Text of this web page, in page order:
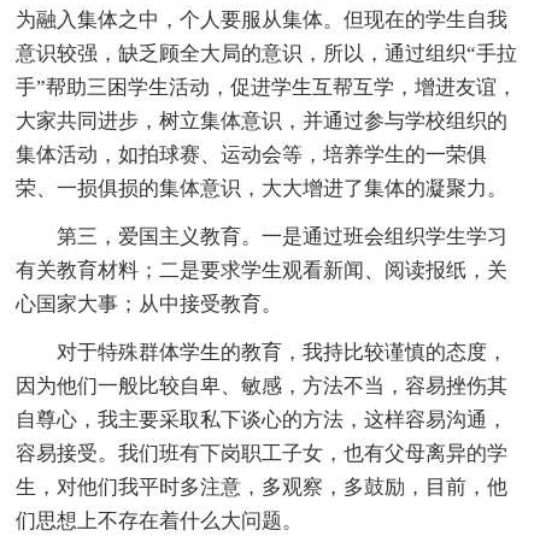
为融入集体之中，个人要服从集体。但现在的学生自我
意识较强，缺乏顾全大局的意识，所以，通过组织“手拉
手”帮助三困学生活动，促进学生互帮互学，增进友谊，
大家共同进步，树立集体意识，并通过参与学校组织的
集体活动，如拍球赛、运动会等，培养学生的一荣俱
荣、一损俱损的集体意识，大大增进了集体的凝聚力。
第三，爱国主义教育。一是通过班会组织学生学习
有关教育材料；二是要求学生观看新闻、阅读报纸，关
心国家大事；从中接受教育。
对于特殊群体学生的教育，我持比较谨慎的态度，
因为他们一般比较自卑、敏感，方法不当，容易挫伤其
自尊心，我主要采取私下谈心的方法，这样容易沟通，
容易接受。我们班有下岗职工子女，也有父母离异的学
生，对他们我平时多注意，多观察，多鼓励，目前，他
们思想上不存在着什么大问题。